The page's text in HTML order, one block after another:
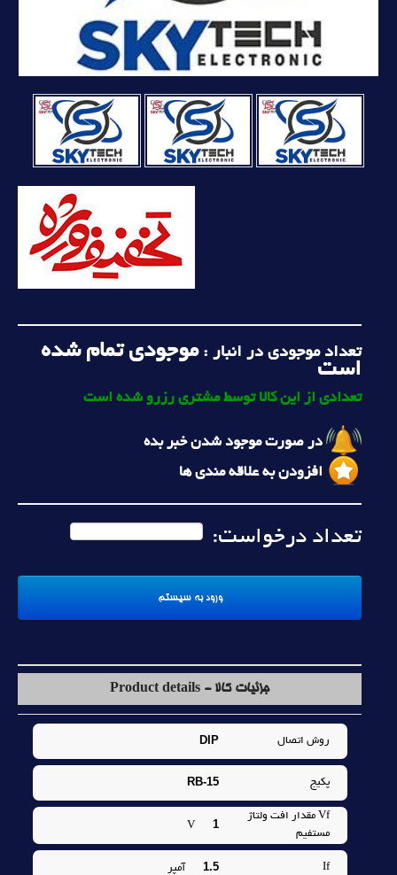
تعداد موجودی در انبار :موجودی تمام شده
است
تعدادی از این کالا توسط مشتری رزرو شده است
در صورت موجود شدن خبر بده
افزودن به علاقه مندی ها
تعداد درخواست:
جزئیات کالا - Product details
روش اتصال DIP
پکيج RB-15
Vf مقدار افت ولتاژ
مستفيم
1
V
If
1.5 آمپر